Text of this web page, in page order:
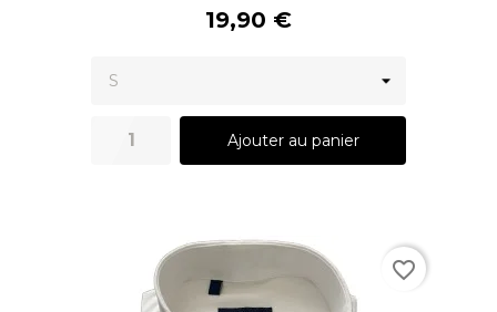
19,90 €
Ajouter au panier
favorite_border